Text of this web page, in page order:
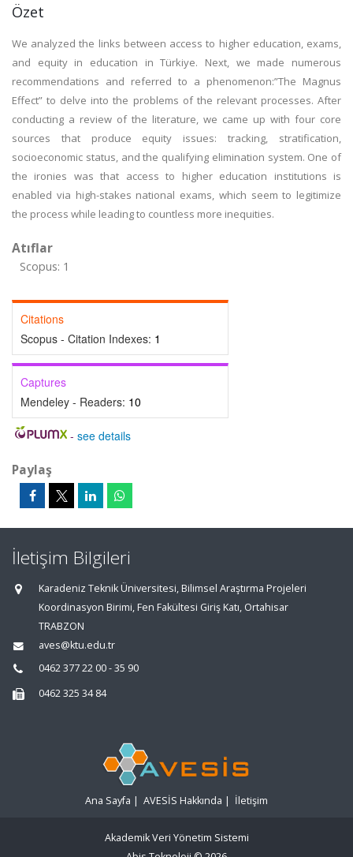
Özet
We analyzed the links between access to higher education, exams,
and equity in education in Türkiye. Next, we made numerous
recommendations and referred to a phenomenon:”The Magnus
Effect” to delve into the problems of the relevant processes. After
conducting a review of the literature, we came up with four core
sources that produce equity issues: tracking, stratification,
socioeconomic status, and the qualifying elimination system. One of
the ironies was that access to higher education institutions is
enabled via high-stakes national exams, which seem to legitimize
the process while leading to countless more inequities.
Atıflar
Scopus: 1
Citations
Scopus - Citation Indexes: 1
Captures
Mendeley - Readers: 10
- see details
Paylaş
İletişim Bilgileri
Karadeniz Teknik Üniversitesi, Bilimsel Araştırma Projeleri
Koordinasyon Birimi, Fen Fakültesi Giriş Katı, Ortahisar
TRABZON
aves@ktu.edu.tr
0462 377 22 00 - 35 90
0462 325 34 84
Ana Sayfa | AVESİS Hakkında | İletişim
Akademik Veri Yönetim Sistemi